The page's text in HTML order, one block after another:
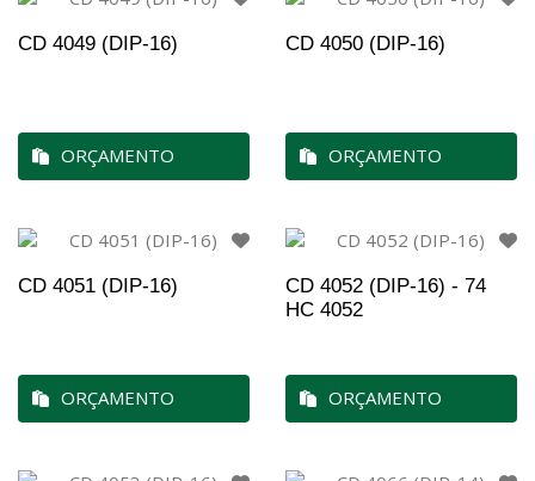
CD 4049 (DIP-16)
ORÇAMENTO
CD 4050 (DIP-16)
ORÇAMENTO
CD 4051 (DIP-16)
ORÇAMENTO
CD 4052 (DIP-16) - 74
HC 4052
ORÇAMENTO